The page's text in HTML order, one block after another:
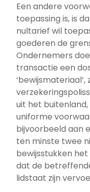
Een andere
toepassing is, is
nultarief wil
goederen de
Ondernemers
transactie een
uit het
uniforme
bijvoorbeeld aan
ten minste twee
bewijsstukken
dat de
lidstaat zijn